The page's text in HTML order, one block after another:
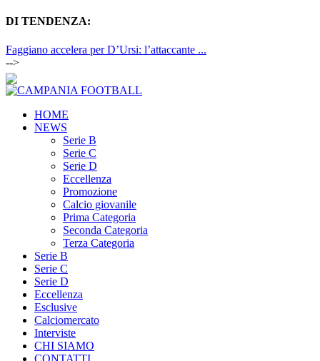
DI TENDENZA:
Faggiano accelera per D’Ursi: l’attaccante ...
-->
HOME
NEWS
Serie B
Serie C
Serie D
Eccellenza
Promozione
Calcio giovanile
Prima Categoria
Seconda Categoria
Terza Categoria
Serie B
Serie C
Serie D
Eccellenza
Esclusive
Calciomercato
Interviste
CHI SIAMO
CONTATTI